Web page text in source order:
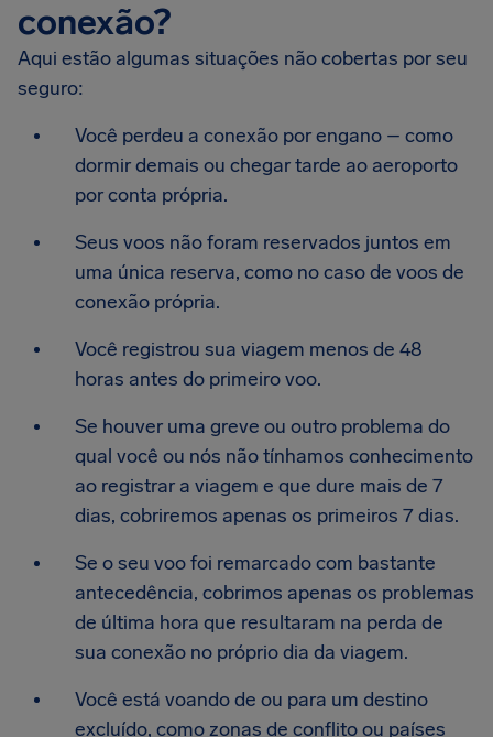
conexão?
Aqui estão algumas situações não cobertas por seu
seguro:
Você perdeu a conexão por engano – como
dormir demais ou chegar tarde ao aeroporto
por conta própria.
Seus voos não foram reservados juntos em
uma única reserva, como no caso de voos de
conexão própria.
Você registrou sua viagem menos de 48
horas antes do primeiro voo.
Se houver uma greve ou outro problema do
qual você ou nós não tínhamos conhecimento
ao registrar a viagem e que dure mais de 7
dias, cobriremos apenas os primeiros 7 dias.
Se o seu voo foi remarcado com bastante
antecedência, cobrimos apenas os problemas
de última hora que resultaram na perda de
sua conexão no próprio dia da viagem.
Você está voando de ou para um destino
excluído, como zonas de conflito ou países